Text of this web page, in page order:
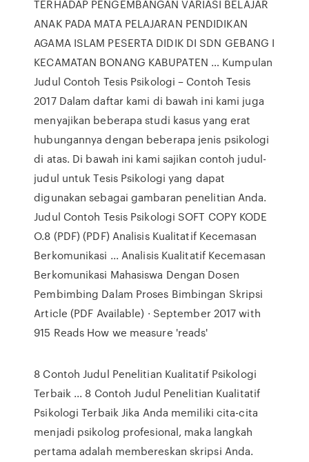
TERHADAP PENGEMBANGAN VARIASI BELAJAR
ANAK PADA MATA PELAJARAN PENDIDIKAN
AGAMA ISLAM PESERTA DIDIK DI SDN GEBANG I
KECAMATAN BONANG KABUPATEN … Kumpulan
Judul Contoh Tesis Psikologi – Contoh Tesis
2017 Dalam daftar kami di bawah ini kami juga
menyajikan beberapa studi kasus yang erat
hubungannya dengan beberapa jenis psikologi
di atas. Di bawah ini kami sajikan contoh judul-
judul untuk Tesis Psikologi yang dapat
digunakan sebagai gambaran penelitian Anda.
Judul Contoh Tesis Psikologi SOFT COPY KODE
O.8 (PDF) (PDF) Analisis Kualitatif Kecemasan
Berkomunikasi ... Analisis Kualitatif Kecemasan
Berkomunikasi Mahasiswa Dengan Dosen
Pembimbing Dalam Proses Bimbingan Skripsi
Article (PDF Available) · September 2017 with
915 Reads How we measure 'reads'
8 Contoh Judul Penelitian Kualitatif Psikologi
Terbaik ... 8 Contoh Judul Penelitian Kualitatif
Psikologi Terbaik Jika Anda memiliki cita-cita
menjadi psikolog profesional, maka langkah
pertama adalah membereskan skripsi Anda.